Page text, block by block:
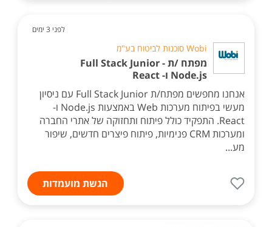
לפני 3 ימים
Wobi סוכנות לביטוח בע"מ
מפתח /ת Full Stack Junior -
Node.js ו- React
אנחנו מחפשים מפתח/ת Full Stack Junior עם ניסיון
מעשי בפיתוח מערכות Web באמצעות Node.js ו-
React. התפקיד כולל פיתוח ותחזוקה של אתרי החברה
ומערכות CRM פנימיות, פיתוח פיצרים חדשים, שיפור
מע...
הגשת מועמדות